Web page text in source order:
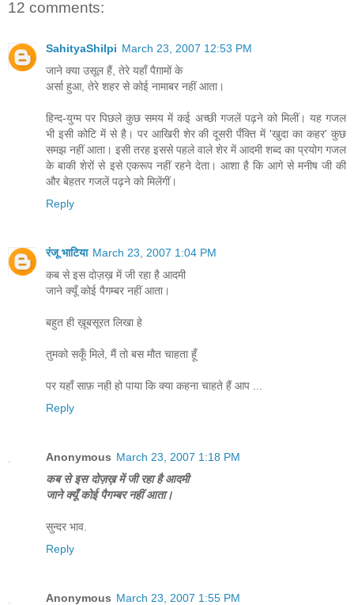
12 comments:
SahityaShilpi March 23, 2007 12:53 PM
जाने क्या उसूल हैं, तेरे यहाँ पैग़ामों के
अर्सा हुआ, तेरे शहर से कोई नामाबर नहीं आता।
हिन्द-युग्म पर पिछले कुछ समय में कई अच्छी गजलें पढ़ने को मिलीं। यह गजल
भी इसी कोटि में से है। पर आखिरी शेर की दूसरी पँक्ति में 'खुदा का कहर' कुछ
समझ नहीं आता। इसी तरह इससे पहले वाले शेर में आदमी शब्द का प्रयोग गजल
के बाकी शेरों से इसे एकरूप नहीं रहने देता। आशा है कि आगे से मनीष जी की
और बेहतर गजलें पढ़ने को मिलेंगीं।
Reply
रंजू भाटिया March 23, 2007 1:04 PM
कब से इस दोज़ख़ में जी रहा है आदमी
जाने क्यूँ कोई पैगम्बर नहीं आता।
बहुत ही ख़ूबसूरत लिखा हे
तुमको सकूँ मिले, मैं तो बस मौत चाहता हूँ
पर यहाँ साफ़ नही हो पाया कि क्या कहना चाहते हैं आप ...
Reply
Anonymous March 23, 2007 1:18 PM
कब से इस दोज़ख़ में जी रहा है आदमी
जाने क्यूँ कोई पैगम्बर नहीं आता।
सुन्दर भाव.
Reply
Anonymous March 23, 2007 1:55 PM